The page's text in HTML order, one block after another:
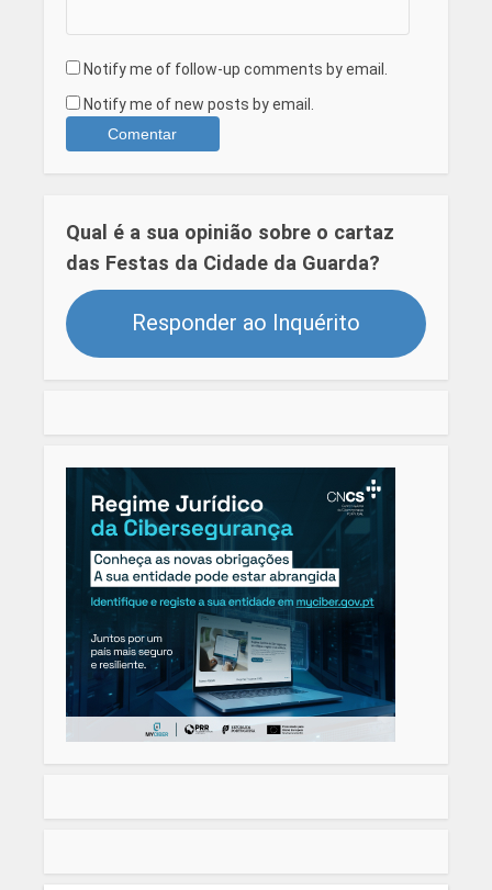
Notify me of follow-up comments by email.
Notify me of new posts by email.
Qual é a sua opinião sobre o cartaz
das Festas da Cidade da Guarda?
Responder ao Inquérito